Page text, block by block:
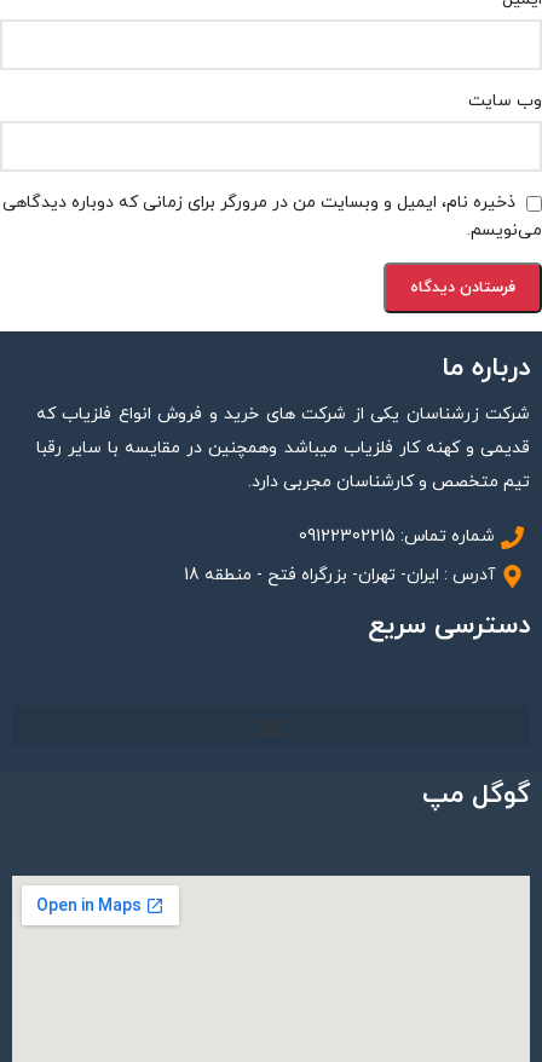
وب‌ سایت
ذخیره نام، ایمیل و وبسایت من در مرورگر برای زمانی که دوباره دیدگاهی
می‌نویسم.
درباره ما
شرکت زرشناسان یکی از شرکت های خرید و فروش انواع فلزیاب که
قدیمی و کهنه کار فلزیاب میباشد وهمچنین در مقایسه با سایر رقبا
تیم متخصص و کارشناسان مجربی دارد.
شماره تماس: 09122302215
آدرس : ایران- تهران- بزرگراه فتح - منطقه 18
دسترسی سریع
گوگل مپ